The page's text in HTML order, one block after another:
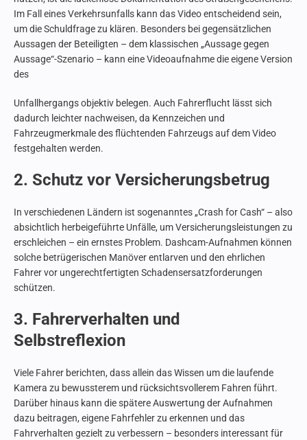
Im Fall eines Verkehrsunfalls kann das Video entscheidend sein,
um die Schuldfrage zu klären. Besonders bei gegensätzlichen
Aussagen der Beteiligten – dem klassischen „Aussage gegen
Aussage“-Szenario – kann eine Videoaufnahme die eigene Version
des
Unfallhergangs objektiv belegen. Auch Fahrerflucht lässt sich
dadurch leichter nachweisen, da Kennzeichen und
Fahrzeugmerkmale des flüchtenden Fahrzeugs auf dem Video
festgehalten werden.
2. Schutz vor Versicherungsbetrug
In verschiedenen Ländern ist sogenanntes „Crash for Cash“ – also
absichtlich herbeigeführte Unfälle, um Versicherungsleistungen zu
erschleichen – ein ernstes Problem. Dashcam-Aufnahmen können
solche betrügerischen Manöver entlarven und den ehrlichen
Fahrer vor ungerechtfertigten Schadensersatzforderungen
schützen.
3. Fahrerverhalten und
Selbstreflexion
Viele Fahrer berichten, dass allein das Wissen um die laufende
Kamera zu bewussterem und rücksichtsvollerem Fahren führt.
Darüber hinaus kann die spätere Auswertung der Aufnahmen
dazu beitragen, eigene Fahrfehler zu erkennen und das
Fahrverhalten gezielt zu verbessern – besonders interessant für